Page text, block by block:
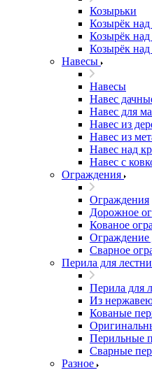
Козырьки
Козырёк
Козырёк
Козырёк
Навесы
Навесы
Навес
Навес для
Навес из
Навес из
Навес над
Навес с
Ограждения
Ограждения
Дорожное
Кованое
Сварное
Перила для
Перила для
Из
Кованые
Перильные
Сварные
Разное